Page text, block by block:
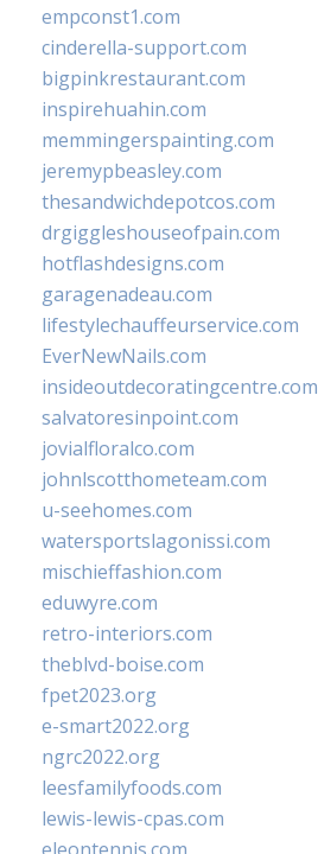
empconst1.com
cinderella-support.com
bigpinkrestaurant.com
inspirehuahin.com
memmingerspainting.com
jeremypbeasley.com
thesandwichdepotcos.com
drgiggleshouseofpain.com
hotflashdesigns.com
garagenadeau.com
lifestylechauffeurservice.com
EverNewNails.com
insideoutdecoratingcentre.com
salvatoresinpoint.com
jovialfloralco.com
johnlscotthometeam.com
u-seehomes.com
watersportslagonissi.com
mischieffashion.com
eduwyre.com
retro-interiors.com
theblvd-boise.com
fpet2023.org
e-smart2022.org
ngrc2022.org
leesfamilyfoods.com
lewis-lewis-cpas.com